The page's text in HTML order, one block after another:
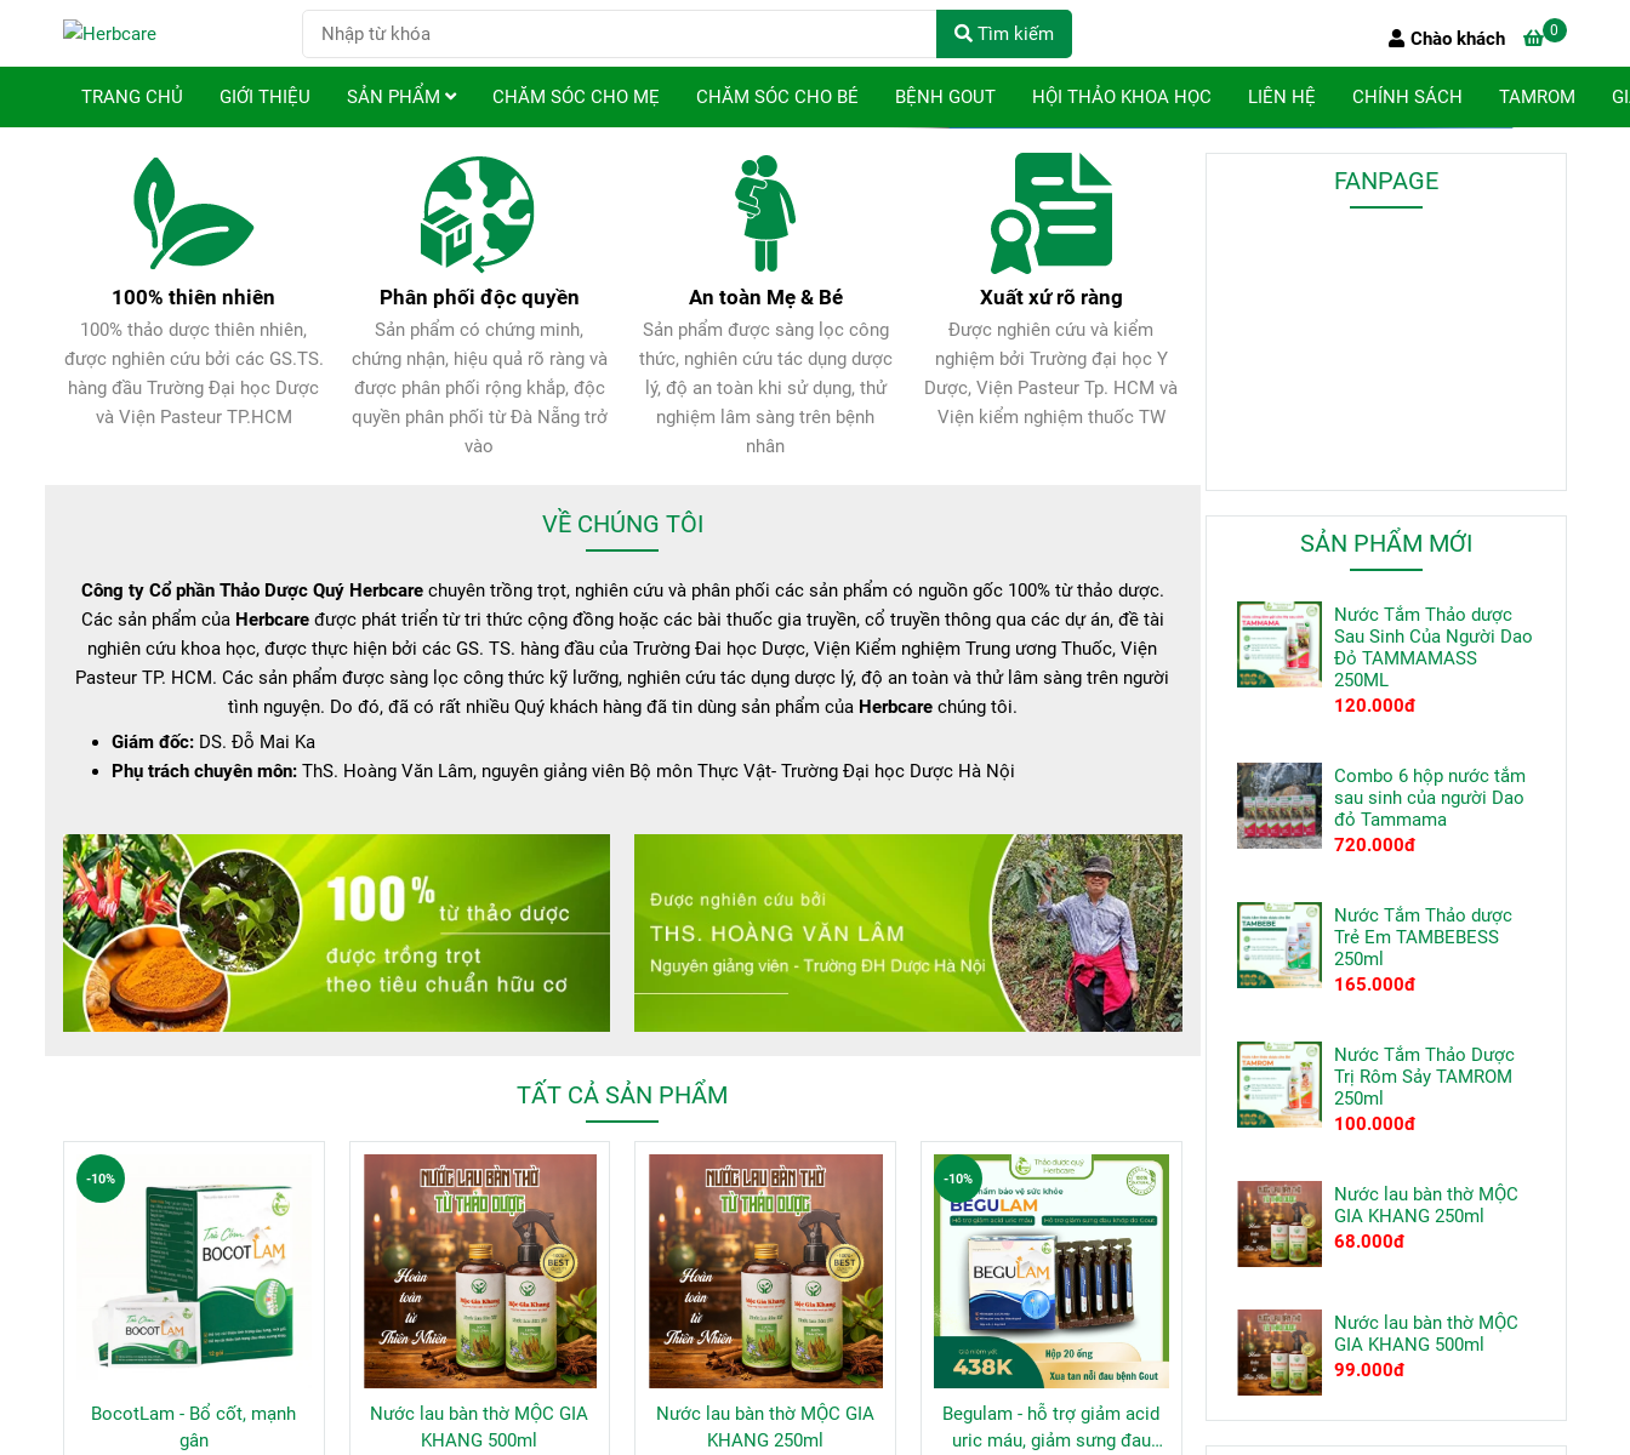
Tìm kiếm Chào khách 0
TRANG CHỦ GIỚI THIỆU SẢN PHẨM CHĂM SÓC CHO MẸ CHĂM SÓC CHO BÉ BỆNH GOUT HỘI THẢO KHOA HỌC LIÊN HỆ CHÍNH SÁCH TAMROM
100% thiên nhiên
100% thảo dược thiên nhiên,
được nghiên cứu bởi các GS.TS.
hàng đầu Trường Đại học Dược
và Viện Pasteur TP.HCM
Phân phối độc quyền
Sản phẩm có chứng minh,
chứng nhận, hiệu quả rõ ràng và
được phân phối rộng khắp, độc
quyền phân phối từ Đà Nẵng trở
vào
An toàn Mẹ & Bé
Sản phẩm được sàng lọc công
thức, nghiên cứu tác dụng dược
lý, độ an toàn khi sử dụng, thử
nghiệm lâm sàng trên bệnh
nhân
Xuất xứ rõ ràng
Được nghiên cứu và kiểm
nghiệm bởi Trường đại học Y
Dược, Viện Pasteur Tp. HCM và
Viện kiểm nghiệm thuốc TW
VỀ CHÚNG TÔI
Công ty Cổ phần Thảo Dược Quý Herbcarechuyên trồng trọt, nghiên cứu và phân phối các sản phẩm có nguồn gốc 100% từ thảo dược.
Các sản phẩm của Herbcaređược phát triển từ tri thức cộng đồng hoặc các bài thuốc gia truyền, cổ truyền thông qua các dự án, đề tài
nghiên cứu khoa học, được thực hiện bởi các GS. TS. hàng đầu của Trường Đai học Dược, Viện Kiểm nghiệm Trung ương Thuốc, Viện
Pasteur TP. HCM. Các sản phẩm được sàng lọc công thức kỹ lưỡng, nghiên cứu tác dụng dược lý, độ an toàn và thử lâm sàng trên người
tình nguyện. Do đó, đã có rất nhiều Quý khách hàng đã tin dùng sản phẩm của Herbcarechúng tôi.
Giám đốc: DS. Đỗ Mai Ka
Phụ trách chuyên môn: ThS. Hoàng Văn Lâm, nguyên giảng viên Bộ môn Thực Vật- Trường Đại học Dược Hà Nội
TẤT CẢ SẢN PHẨM
BocotLam - Bổ cốt, mạnh
gân
-10%
Nước lau bàn thờ MỘC GIA
KHANG 500ml
Nước lau bàn thờ MỘC GIA
KHANG 250ml
Begulam - hỗ trợ giảm acid
uric máu, giảm sưng đau
-10%
FANPAGE
SẢN PHẨM MỚI
Nước Tắm Thảo dược
Sau Sinh Của Người Dao
Đỏ TAMMAMASS
250ML
120.000đ
Combo 6 hộp nước tắm
sau sinh của người Dao
đỏ Tammama
720.000đ
Nước Tắm Thảo dược
Trẻ Em TAMBEBESS
250ml
165.000đ
Nước Tắm Thảo Dược
Trị Rôm Sảy TAMROM
250ml
100.000đ
Nước lau bàn thờ MỘC
GIA KHANG 250ml
68.000đ
Nước lau bàn thờ MỘC
GIA KHANG 500ml
99.000đ